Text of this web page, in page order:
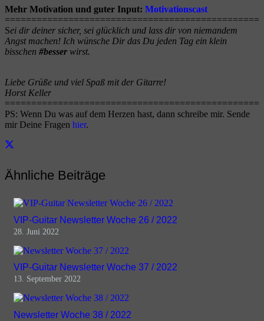
Mehr Motivation und guter Input: Motivationscast
Sei dir deiner sicher, sei glücklich und lass dir von niemandem
Angst machen! Ich wünsche Dir das Du jeden Tag ein klein
bisschen #besser wirst.
Liebe Grüße und viel Spaß mit der Gitarre!
Horst Keller
PS: Wenn Du was auf dem Herzen hast, dann schreibe mir. Sende
mir Deine Fragen hier.
Ähnliche Beiträge
VIP-Guitar Newsletter Woche 26 / 2022
28. Juni 2022
VIP-Guitar Newsletter Woche 37 / 2022
13. September 2022
Newsletter Woche 38 / 2022